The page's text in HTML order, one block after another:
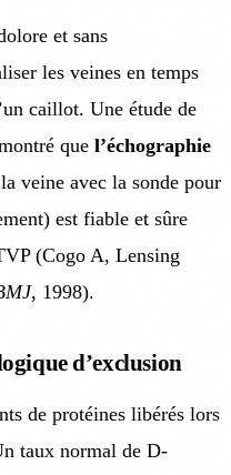
et sans
les veines en temps
caillot. Une étude de
que l’échographie
veine avec la sonde pour
est fiable et sûre
(Cogo A, Lensing
, 1998).
d’exclusion
de protéines libérés lors
taux normal de D-